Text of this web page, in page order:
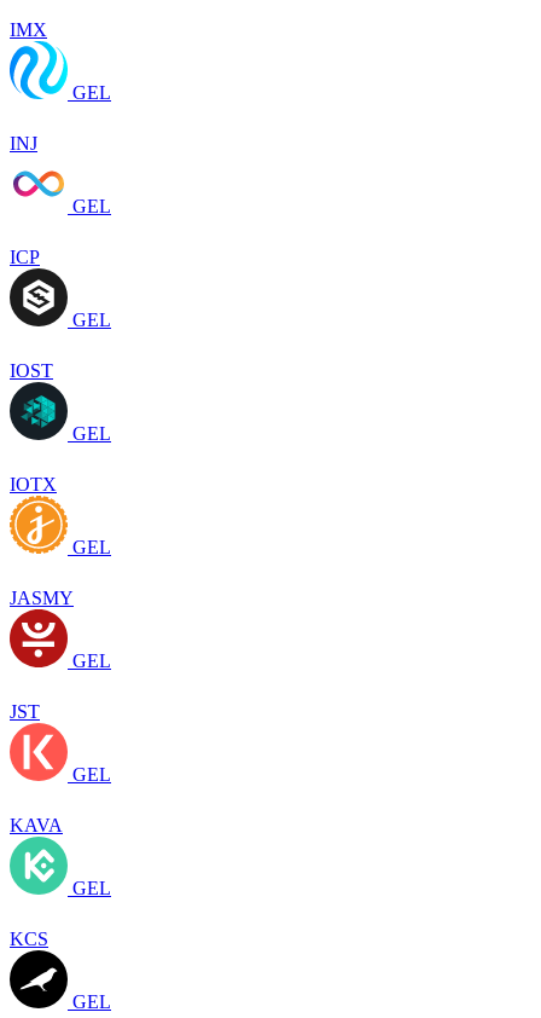
IMX
GEL
INJ
GEL
ICP
GEL
IOST
GEL
IOTX
GEL
JASMY
GEL
JST
GEL
KAVA
GEL
KCS
GEL